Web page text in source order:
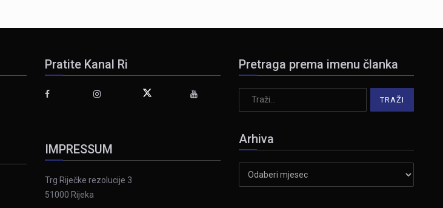
Pratite Kanal Ri
IMPRESSUM
Trg Riječke rezolucije 3
51000 Rijeka
Pretraga prema imenu članka
Arhiva